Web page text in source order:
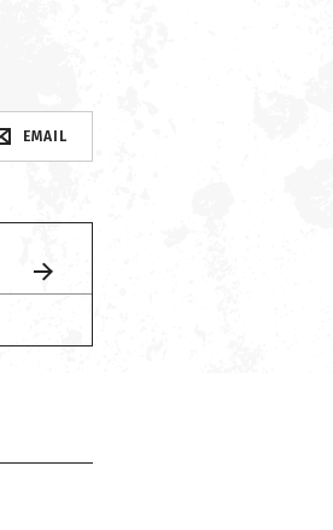
EMAIL